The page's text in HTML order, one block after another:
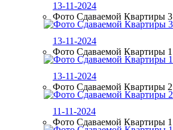
13-11-2024
Фото Сдаваемой Квартиры 3
13-11-2024
Фото Сдаваемой Квартиры 1
13-11-2024
Фото Сдаваемой Квартиры 2
11-11-2024
Фото Сдаваемой Квартиры 1